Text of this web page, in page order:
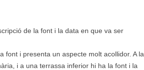
de la font i la data en que va ser
font i presenta un aspecte molt acollidor. A la
i a una terrassa inferior hi ha la font i la